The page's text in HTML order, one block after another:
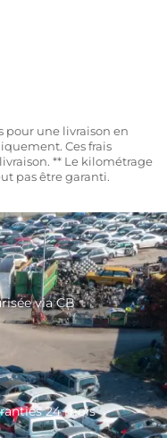
pour une livraison en
Ces frais
** Le kilométrage
pas être garanti.
via CB
24 mois